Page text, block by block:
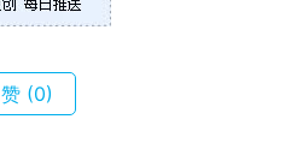
赞 (0)